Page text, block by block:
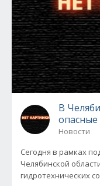
В
опасные
Новости
Сегодня в рамках
Челябинской
гидротехнических